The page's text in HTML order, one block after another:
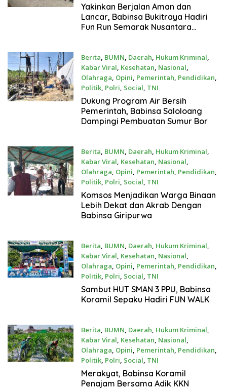
Juli 26, 2026
Yakinkan Berjalan Aman dan
Lancar, Babinsa Bukitraya Hadiri
Fun Run Semarak Nusantara
Berita, BUMN, Daerah, Hukum Kriminal,
Kabar Viral, Kesehatan, Nasional,
Olahraga, Opini, Pemerintah, Pendidikan,
Politik, Polri, Social, TNI
Juli 25, 2026
Dukung Program Air Bersih
Pemerintah, Babinsa Saloloang
Dampingi Pembuatan Sumur Bor
Berita, BUMN, Daerah, Hukum Kriminal,
Kabar Viral, Kesehatan, Nasional,
Olahraga, Opini, Pemerintah, Pendidikan,
Politik, Polri, Social, TNI
Juli 25, 2026
Komsos Menjadikan Warga Binaan
Lebih Dekat dan Akrab Dengan
Babinsa Giripurwa
Berita, BUMN, Daerah, Hukum Kriminal,
Kabar Viral, Kesehatan, Nasional,
Olahraga, Opini, Pemerintah, Pendidikan,
Politik, Polri, Social, TNI
Juli 25, 2026
Sambut HUT SMAN 3 PPU, Babinsa
Koramil Sepaku Hadiri FUN WALK
Berita, BUMN, Daerah, Hukum Kriminal,
Kabar Viral, Kesehatan, Nasional,
Olahraga, Opini, Pemerintah, Pendidikan,
Politik, Polri, Social, TNI
Juli 24, 2026
Merakyat, Babinsa Koramil
Penajam Bersama Adik KKN